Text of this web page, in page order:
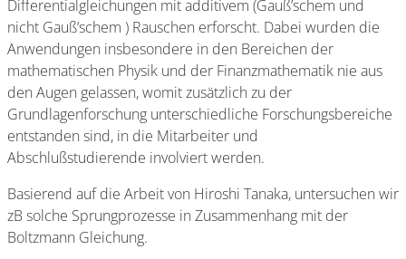
Differentialgleichungen mit additivem (Gauß’schem und
nicht Gauß’schem ) Rauschen erforscht. Dabei wurden die
Anwendungen insbesondere in den Bereichen der
mathematischen Physik und der Finanzmathematik nie aus
den Augen gelassen, womit zusätzlich zu der
Grundlagenforschung unterschiedliche Forschungsbereiche
entstanden sind, in die Mitarbeiter und
Abschlußstudierende involviert werden.
Basierend auf die Arbeit von Hiroshi Tanaka, untersuchen wir
zB solche Sprungprozesse in Zusammenhang mit der
Boltzmann Gleichung.